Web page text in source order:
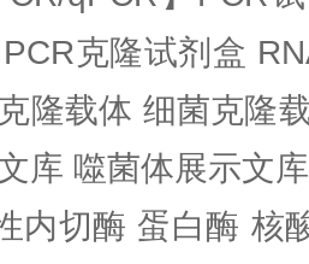
克隆试剂盒
隆载体 细菌克隆
库 噬菌体展示文库
内切酶 蛋白酶 核